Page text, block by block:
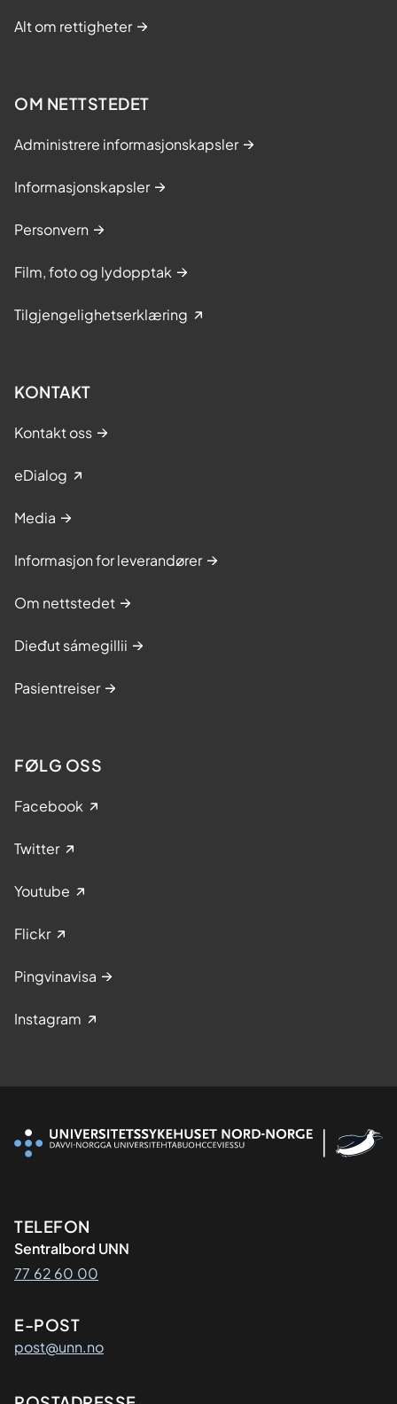
Alt om rettigheter
OM NETTSTEDET
Administrere informasjonskapsler
Informasjonskapsler
Personvern
Film, foto og lydopptak
Tilgjengelighetserklæring
KONTAKT
Kontakt oss
eDialog
Media
Informasjon for leverandører
Om nettstedet
Dieđut sámegillii
Pasientreiser
FØLG OSS
Facebook
Twitter
Youtube
Flickr
Pingvinavisa
Instagram
Kontaktinformasjon
TELEFON
Sentralbord UNN
77 62 60 00
E-POST
post@unn.no